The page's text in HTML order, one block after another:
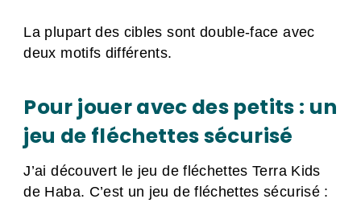
La plupart des cibles sont double-face avec
deux motifs différents.
Pour jouer avec des petits : un
jeu de fléchettes sécurisé
J’ai découvert le jeu de fléchettes Terra Kids
de Haba. C’est un jeu de fléchettes sécurisé :